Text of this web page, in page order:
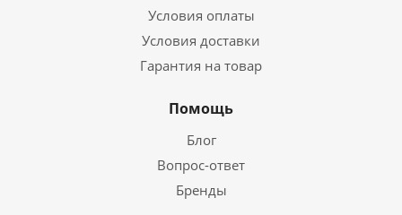
Условия оплаты
Условия доставки
Гарантия на товар
Помощь
Блог
Вопрос-ответ
Бренды